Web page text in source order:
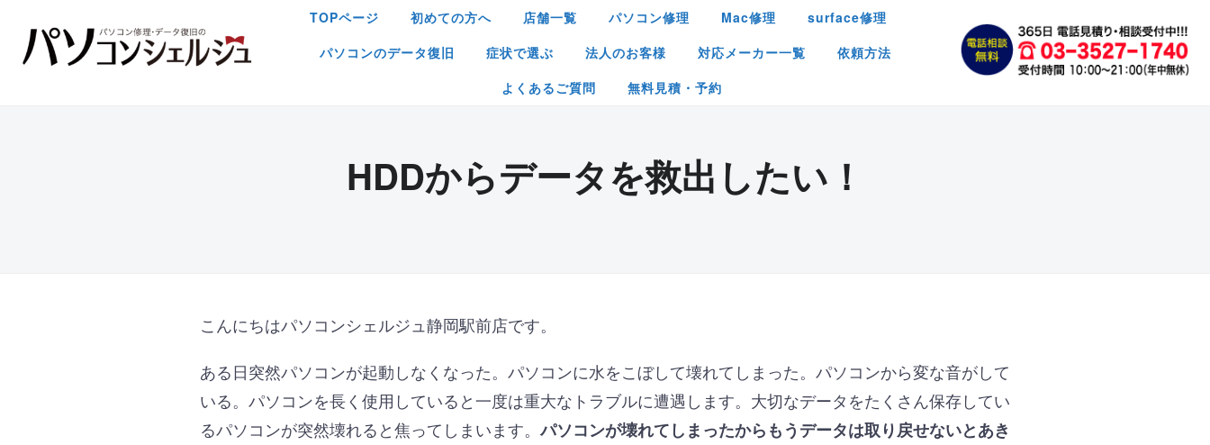
TOPページ 初めての方へ 店舗一覧 パソコン修理 Mac修理
surface修理
パソコンのデータ復旧
症状で選ぶ 法人のお客様 対応メーカー一覧
依頼方法
よくあるご質問
無料見積・予約
HDDからデータを救出したい！
こんにちはパソコンシェルジュ静岡駅前店です。
ある日突然パソコンが起動しなくなった。パソコンに水をこぼして壊れてしまった。パソコンから変な音がして
いる。パソコンを長く使用していると一度は重大なトラブルに遭遇します。大切なデータをたくさん保存してい
るパソコンが突然壊れると焦ってしまいます。パソコンが壊れてしまったからもうデータは取り戻せないとあき